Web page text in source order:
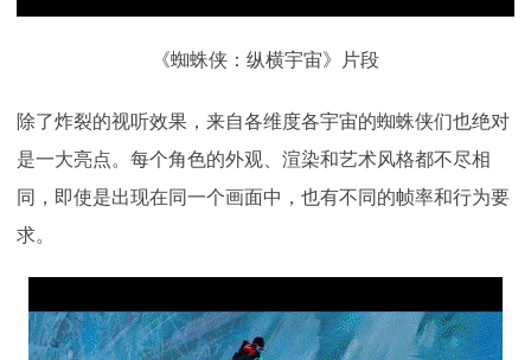
《蜘蛛侠：纵横宇宙》片段
除了炸裂的视听效果，来自各维度各宇宙的蜘蛛侠们也绝对
是一大亮点。每个角色的外观、渲染和艺术风格都不尽相
同，即使是出现在同一个画面中，也有不同的帧率和行为要
求。